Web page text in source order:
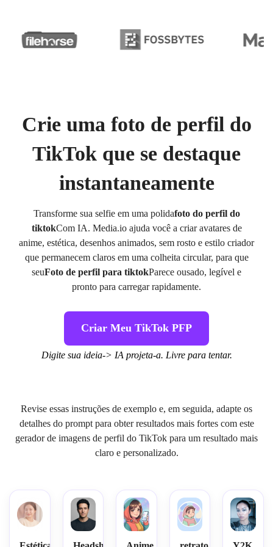
Crie uma foto de perfil do
TikTok que se destaque
instantaneamente
Transforme sua selfie em uma polidafoto do perfil do
tiktokCom IA. Media.io ajuda você a criar avatares de
anime, estética, desenhos animados, sem rosto e estilo criador
que permanecem claros em uma colheita circular, para que
seuFoto de perfil para tiktokParece ousado, legível e
pronto para carregar rapidamente.
Criar Meu TikTok PFP
Digite sua ideia-> IA projeta-a. Livre para tentar.
Revise essas instruções de exemplo e, em seguida, adapte os
detalhes do prompt para obter resultados mais fortes com este
gerador de imagens de perfil do TikTok para um resultado mais
claro e personalizado.